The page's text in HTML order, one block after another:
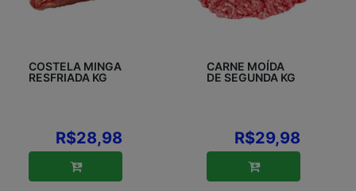
COSTELA MINGA
RESFRIADA KG
R$28,98
CARNE MOÍDA
DE SEGUNDA KG
R$29,98